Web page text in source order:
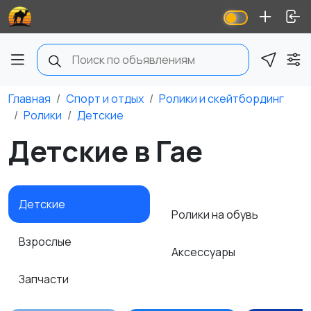
Главная Спорт и отдых
Ролики и скейтбординг
Ролики
Детские
Детские в Гае
Детские
Взрослые
Запчасти
Ролики на обувь
Аксессуары